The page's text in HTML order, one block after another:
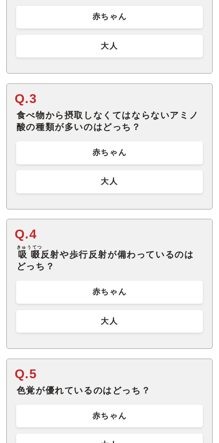
赤ちゃん
大人
Q.3
食べ物から摂取しなくてはならないアミノ
酸の種類が多いのはどっち？
赤ちゃん
大人
Q.4
吸啜
きゅうてつ
反射や歩行反射が備わっているのは
どっち？
赤ちゃん
大人
Q.5
色覚が優れているのはどっち？
赤ちゃん